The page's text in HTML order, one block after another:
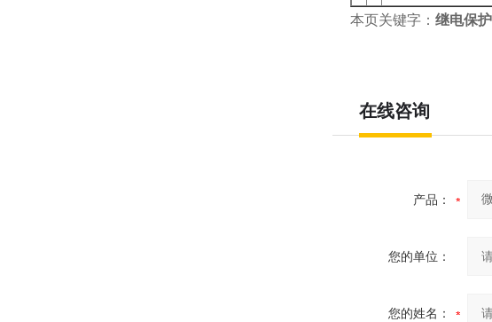
本页关键字： 继电保
在线咨询
产品：
您的单位：
您的姓名：